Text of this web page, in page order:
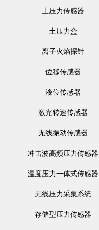
土压力传感器
土压力盒
离子火焰探针
位移传感器
液位传感器
激光转速传感器
无线振动传感器
冲击波高频压力传感器
温度压力一体式传感器
无线压力采集系统
存储型压力传感器